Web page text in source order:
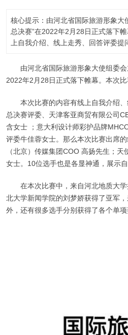
核心提示：由河北省国际旅游形象
总决赛”在2022年2月28日正式落下
上自我介绍、线上走秀、回答评委提
由河北省国际旅游形象大使组委
2022年2月28日正式落下帷幕。本次
本次比赛的内容有线上自我介绍
总决赛评委、天津客亚商贸有限公司
含女士 ；意大利设计师彩护品牌
评委牛佳蓉女士。那么本次比赛出席
（北京）传媒集团COO 高扬先生；
女士。10位选手也是各显神通，展示
在本次比赛中，来自河北地质大
北大学新闻学院的刘梦娇获得了亚军
外，还有很多选手分别获得了各个单